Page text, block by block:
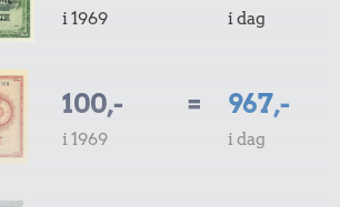
i 1969 i dag
100,-
i 1969
= 967,-
i dag